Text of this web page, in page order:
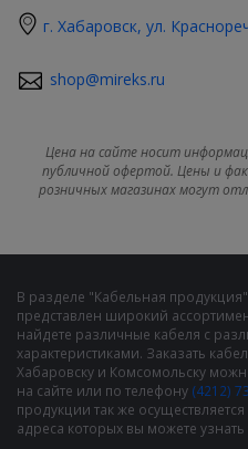
г. Хабаровск, ул.
shop@mireks.ru
Цена на сайте носит
публичной офертой. Цены и
розничных магазинах могут
В разделе "Кабельная
представлен широкий
найдете различные кабеля с
характеристиками. Заказать
Хабаровску и Комсомольску
на сайте или по телефону (4212)
продукции так же
адреса которых вы можете узнать